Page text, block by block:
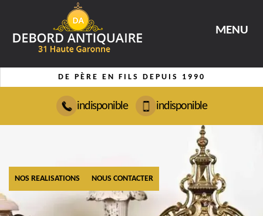
MENU
DE PÈRE EN FILS DEPUIS 1990
indisponible indisponible
NOS REALISATIONS NOUS CONTACTER